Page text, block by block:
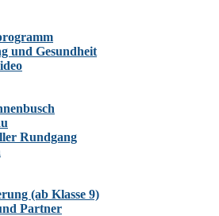
und Gesundheit
Rundgang
(ab Klasse 9)
Partner